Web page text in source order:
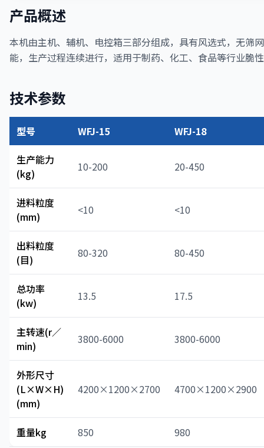
产品概述
本机由主机、辅机、电控箱三部分组成，具有风选式，无筛
能，生产过程连续进行，适用于制药、化工、食品等行业脆
技术参数
型号 WFJ-15
WFJ-18
生产能力
(kg)
10-200 20-450
进料粒度
(mm)
<10 <10
出料粒度
(目)
80-320 80-450
总功率
(kw)
13.5 17.5
主转速(r／
min)
3800-6000 3800-6000
外形尺寸
(L×W×H)
(mm)
4200×1200×2700 4700×1200×2900
重量kg 850 980